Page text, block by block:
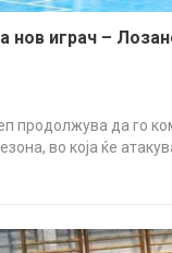
нов играч –
продолжува да го
во која ќе